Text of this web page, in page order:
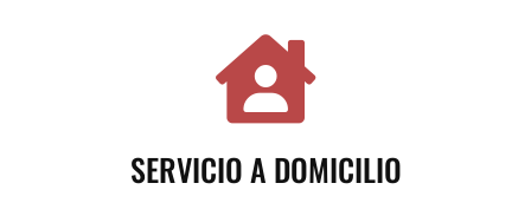
SERVICIO A DOMICILIO